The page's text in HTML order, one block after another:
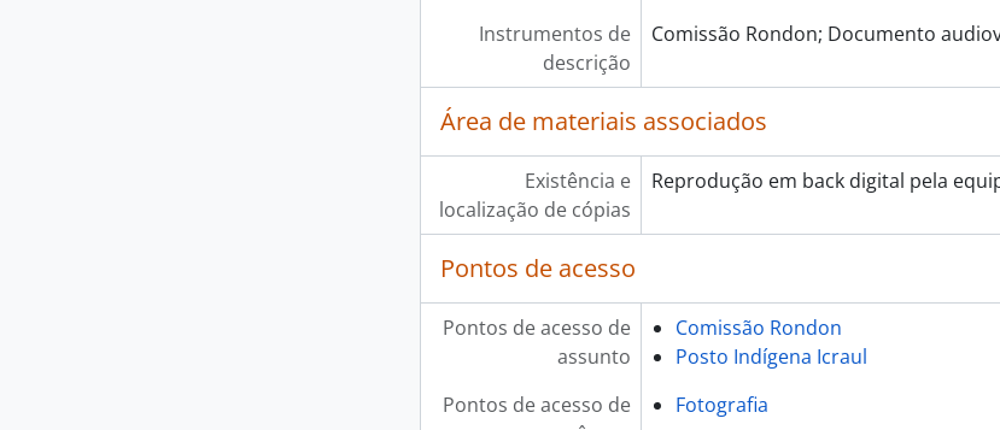
Instrumentos de
descrição
Comissão Rondon; Documento
Área de materiais associados
Existência e
localização de cópias
Reprodução em back digital pela
Pontos de acesso
Pontos de acesso de
assunto
Comissão Rondon
Posto Indígena Icraul
Pontos de acesso de
Fotografia